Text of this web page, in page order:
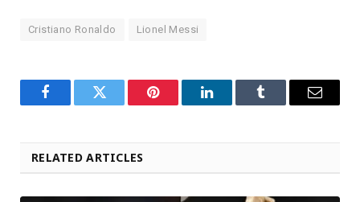
Cristiano Ronaldo Lionel Messi
FacebookTwitter Pinterest LinkedInTumblr Email
RELATED ARTICLES